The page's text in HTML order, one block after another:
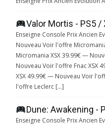
Valor Mortis - PS5 /
Enseigne Console Prix Ancien
Nouveau Voir l'offre
Micromania XSX 39.99€ —
Nouveau Voir l'offre Fnac XSX
XSX 49.99€ — Nouveau Voir
l'offre Leclerc […]
Dune: Awakening -
Enseigne Console Prix Ancien